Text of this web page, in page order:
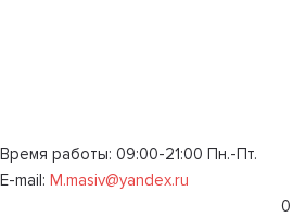
Время работы: 09:00-21:00 Пн.-Пт.
E-mail: M.masiv@yandex.ru
0